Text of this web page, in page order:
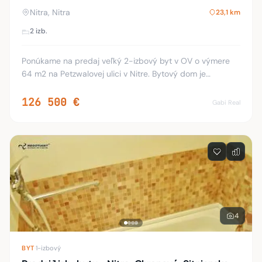
Nitra, Nitra 23,1 km
2 izb.
Ponúkame na predaj veľký 2-izbový byt v OV o výmere
64 m2 na Petzwalovej ulici v Nitre. Bytový dom je
vaňou, nové rozvody a elektroinštalácia, be
126 500 € Gabi Real
4
BYT·1-izbový